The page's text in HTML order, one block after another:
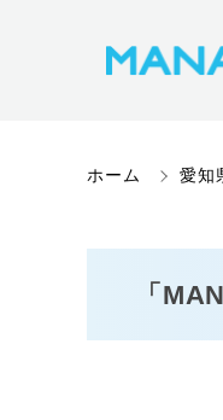
ホーム 愛知
「